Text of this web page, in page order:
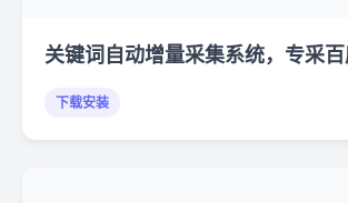
关键词自动增量采集系统，专采
下载安装